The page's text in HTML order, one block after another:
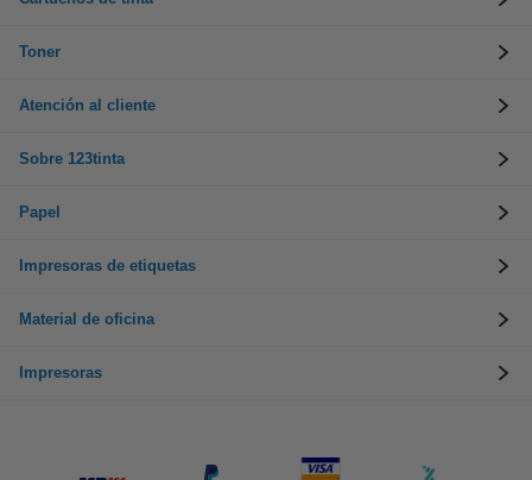
Toner
Atención al cliente
Sobre 123tinta
Papel
Impresoras de etiquetas
Material de oficina
Impresoras